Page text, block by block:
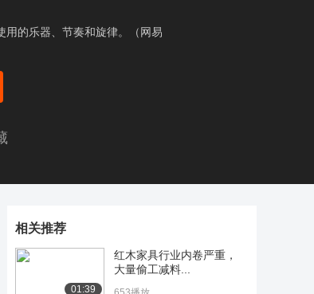
用的乐器、节奏和旋律。（网易
相关推荐
01:39
红木家具行业内卷严重，
大量偷工减料...